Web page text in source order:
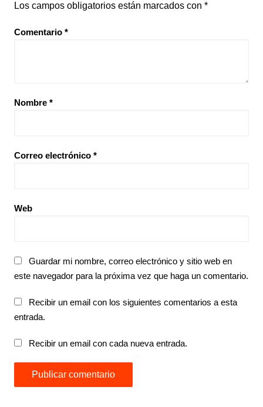
Los campos obligatorios están marcados con *
Comentario *
Nombre *
Correo electrónico *
Web
Guardar mi nombre, correo electrónico y sitio web en
este navegador para la próxima vez que haga un comentario.
Recibir un email con los siguientes comentarios a esta
entrada.
Recibir un email con cada nueva entrada.